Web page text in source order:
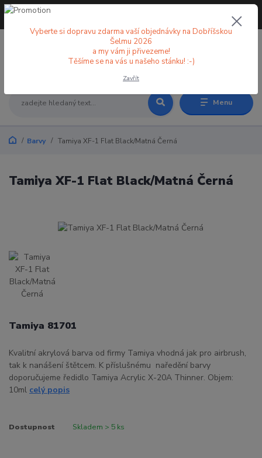
Menu
+420 773 998 582
Barvy Tamiya XF-1 Flat Black/Matná Černá
Tamiya XF-1 Flat Black/Matná Černá
Tamiya 81701
Kvalitní akrylová barva od firmy Tamiya vhodná jak pro airbrush,
tak k nanášení štětcem. K příslušnému naředění barvy
doporučujeme ředidlo Tamiya Acrylic X-20A Thinner. Objem:
10ml celý popis
Dostupnost Skladem > 5 ks
Vyberte si dopravu zdarma vaší objednávky na Dobříšskou
Šelmu 2026
a my vám ji přivezeme!
Těšíme se na vás u našeho stánku! :-)
Zavřít